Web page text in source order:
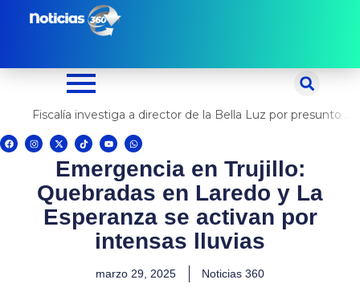
Fiscalía investiga a director de la Bella Luz por presunto abuso contra cantante Naldy Saldaña
F
a
c
I
n
s
X
-
t
w
t
e
T
i
k
t
k
Y
o
u
t
e
W
h
a
t
s
p
p
Emergencia en Trujillo:
Quebradas en Laredo y La
Esperanza se activan por
intensas lluvias
marzo 29, 2025 Noticias 360